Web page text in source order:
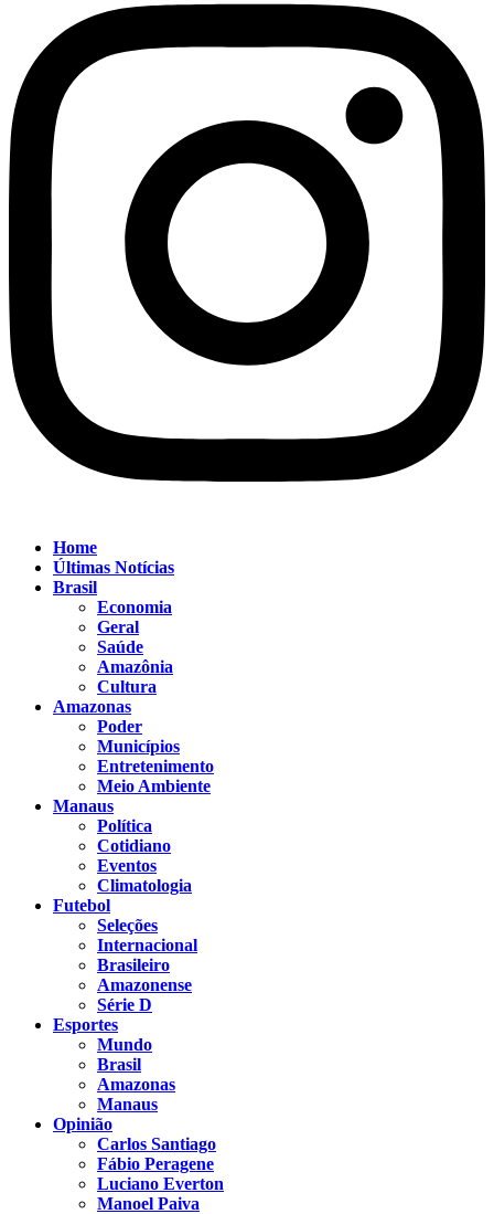
Home
Últimas Notícias
Brasil
Economia
Geral
Saúde
Amazônia
Cultura
Amazonas
Poder
Municípios
Entretenimento
Meio Ambiente
Manaus
Política
Cotidiano
Eventos
Climatologia
Futebol
Seleções
Internacional
Brasileiro
Amazonense
Série D
Esportes
Mundo
Brasil
Amazonas
Manaus
Opinião
Carlos Santiago
Fábio Peragene
Luciano Everton
Manoel Paiva